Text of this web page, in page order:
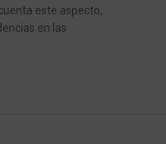
este aspecto,
en las